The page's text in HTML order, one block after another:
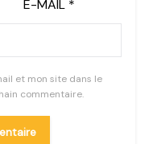
E-MAIL *
et mon site dans le
commentaire.